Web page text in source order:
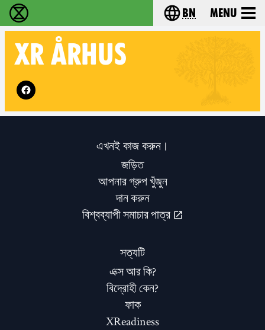
বিলুপ্তি বিদ্রোহ - Home Choose your
bn Menu
XR ÅRHUS
Follow XR Århus on
এখনই কাজ করুন।
জড়িত
আপনার গ্রুপ খুঁজুন
দান করুন
বিশ্বব্যাপী সমাচার পাত্র
সত্যটি
এক্স আর কি?
বিদ্রোহী কেন?
ফাক
XReadiness